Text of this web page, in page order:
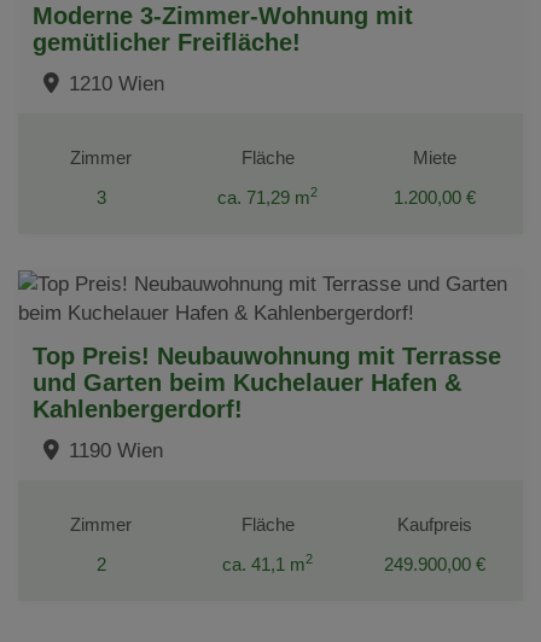
Moderne 3-Zimmer-Wohnung mit
gemütlicher Freifläche!
1210 Wien
Zimmer
3
Fläche
ca. 71,29 m2
Miete
1.200,00 €
Top Preis! Neubauwohnung mit Terrasse
und Garten beim Kuchelauer Hafen &
Kahlenbergerdorf!
1190 Wien
Zimmer
2
Fläche
ca. 41,1 m2
Kaufpreis
249.900,00 €